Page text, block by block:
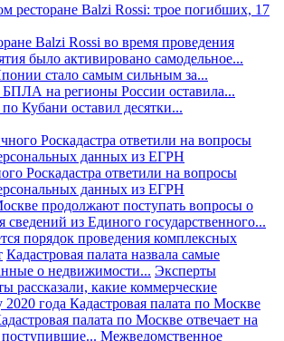
ресторане Balzi Rossi: трое погибших, 17
Balzi Rossi во время проведения
было активировано самодельное...
стало самым сильным за...
БПЛА на регионы России оставила...
Кубани оставил десятки...
Роскадастра ответили на вопросы
данных из ЕГРН
продолжают поступать вопросы о
сведений из Единого государственного...
порядок проведения комплексных
Кадастровая палата назвала самые
о недвижимости... Эксперты
рассказали, какие коммерческие
года Кадастровая палата по Москве
палата по Москве отвечает на
Межведомственное